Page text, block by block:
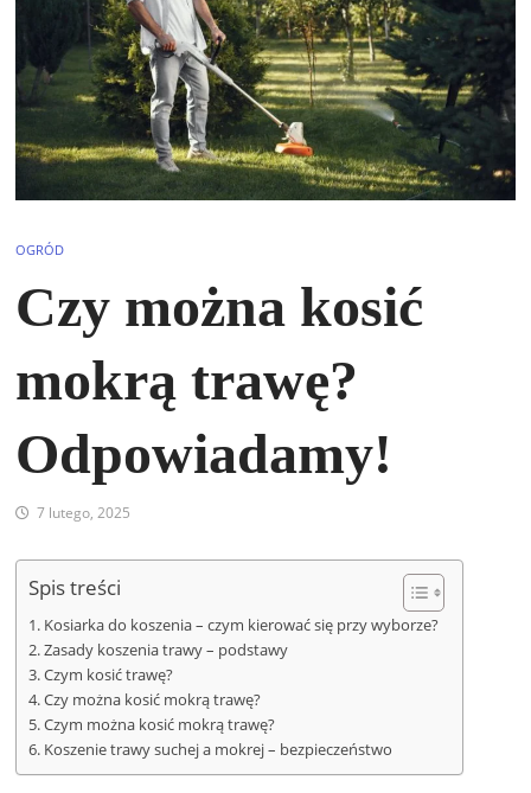
OGRÓD
Czy można kosić
mokrą trawę?
Odpowiadamy!
7 lutego, 2025
Spis treści
Kosiarka do koszenia – czym kierować się przy wyborze?
Zasady koszenia trawy – podstawy
Czym kosić trawę?
Czy można kosić mokrą trawę?
Czym można kosić mokrą trawę?
Koszenie trawy suchej a mokrej – bezpieczeństwo